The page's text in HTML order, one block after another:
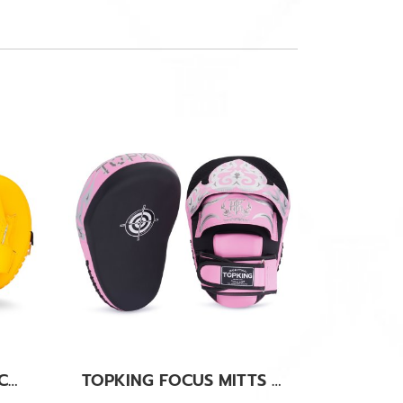
TOPKING YELLOW FOCUS MITTS AIR TOPKING FOCUS MITTS BLACK PINK " KANOK "